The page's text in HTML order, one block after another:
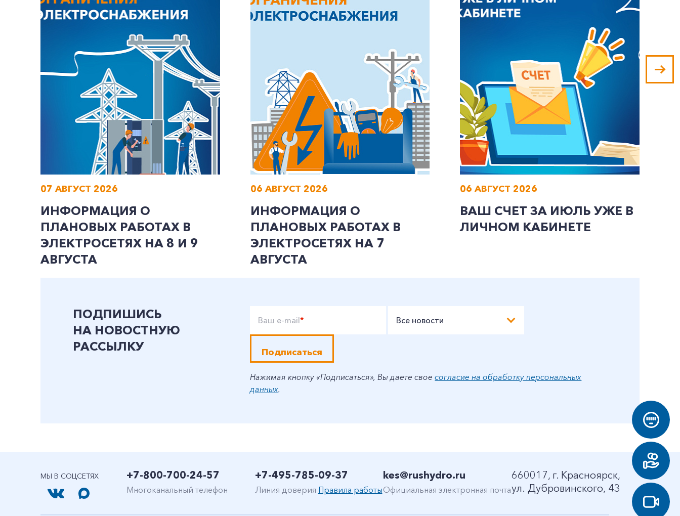
07 АВГУСТ 2026
ИНФОРМАЦИЯ О
ПЛАНОВЫХ РАБОТАХ В
ЭЛЕКТРОСЕТЯХ НА 8 И 9
АВГУСТА
06 АВГУСТ 2026
ИНФОРМАЦИЯ О
ПЛАНОВЫХ РАБОТАХ В
ЭЛЕКТРОСЕТЯХ НА 7
АВГУСТА
06 АВГУСТ 2026
ВАШ СЧЕТ ЗА ИЮЛЬ УЖЕ В
ЛИЧНОМ КАБИНЕТЕ
ПОДПИШИСЬ
НА НОВОСТНУЮ
РАССЫЛКУ
Ваш e-mail* Все новости
Подписаться
Нажимая кнопку «Подписаться», Вы даете своесогласие на обработку персональных
данных.
МЫ В СОЦСЕТЯХ +7-800-700-24-57
Многоканальный телефон
+7-495-785-09-37
Линия доверия Правила работы
kes@rushydro.ru
Официальная электронная почта
660017, г. Красноярск,
ул. Дубровинского, 43